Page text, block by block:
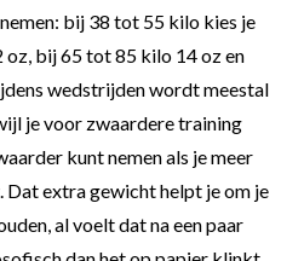
bij 38 tot 55 kilo kies je
bij 65 tot 85 kilo 14 oz en
wedstrijden wordt meestal
je voor zwaardere training
kunt nemen als je meer
Dat extra gewicht helpt je om je
al voelt dat na een paar